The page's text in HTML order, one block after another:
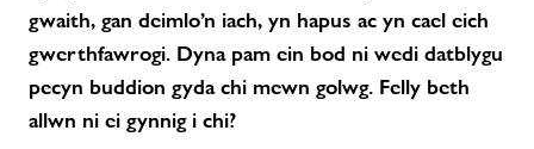
gwaith, gan deimlo’n iach, yn hapus ac yn cael eich
gwerthfawrogi. Dyna pam ein bod ni wedi datblygu
pecyn buddion gyda chi mewn golwg. Felly beth
allwn ni ei gynnig i chi?